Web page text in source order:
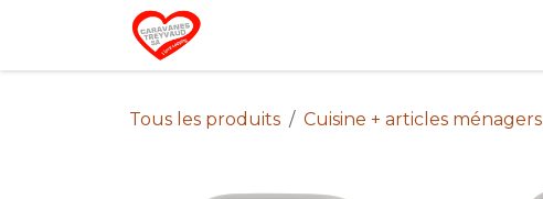
Se rendre au contenu
Tous les produits Cuisine + articles ménagers